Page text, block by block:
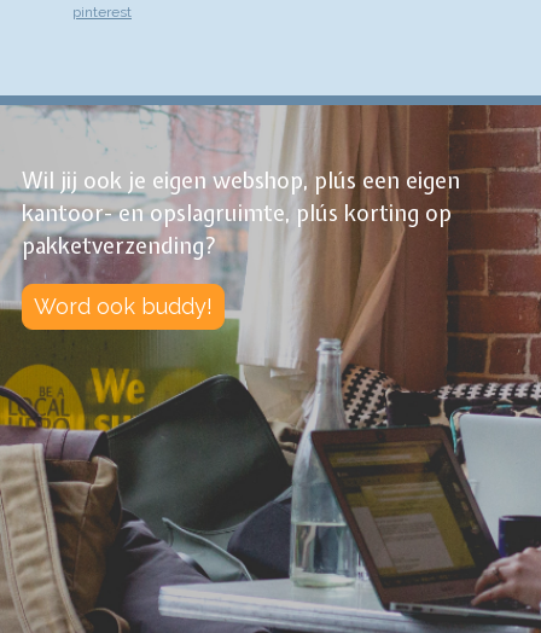
pinterest
Wil jij ook je eigen webshop, plús een eigen
kantoor- en opslagruimte, plús korting op
pakketverzending?
Word ook buddy!